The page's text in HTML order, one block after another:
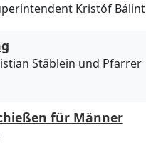
Kristóf Bálint
Stäblein und Pfarrer
für Männer